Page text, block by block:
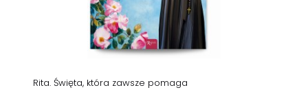
Rita. Święta, która zawsze pomaga